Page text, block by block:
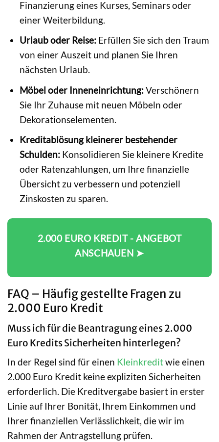
Finanzierung eines Kurses, Seminars oder
einer Weiterbildung.
Urlaub oder Reise:Erfüllen Sie sich den Traum
von einer Auszeit und planen Sie Ihren
nächsten Urlaub.
Möbel oder Inneneinrichtung:Verschönern
Sie Ihr Zuhause mit neuen Möbeln oder
Dekorationselementen.
Kreditablösung kleinerer bestehender
Schulden:Konsolidieren Sie kleinere Kredite
oder Ratenzahlungen, um Ihre finanzielle
Übersicht zu verbessern und potenziell
Zinskosten zu sparen.
2.000 EURO KREDIT - ANGEBOT
ANSCHAUEN ➤
FAQ – Häufig gestellte Fragen zu
2.000 Euro Kredit
Muss ich für die Beantragung eines 2.000
Euro Kredits Sicherheiten hinterlegen?
In der Regel sind für einen Kleinkreditwie einen
2.000 Euro Kredit keine expliziten Sicherheiten
erforderlich. Die Kreditvergabe basiert in erster
Linie auf Ihrer Bonität, Ihrem Einkommen und
Ihrer finanziellen Verlässlichkeit, die wir im
Rahmen der Antragstellung prüfen.